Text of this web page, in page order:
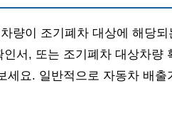
량이 조기폐차 대상에 해당
서, 또는 조기폐차 대상차량
요. 일반적으로 자동차 배출